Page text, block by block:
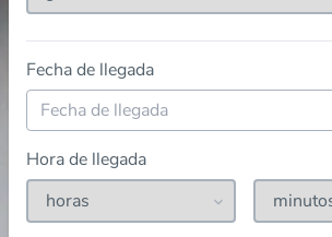
Fecha de llegada
Hora de llegada